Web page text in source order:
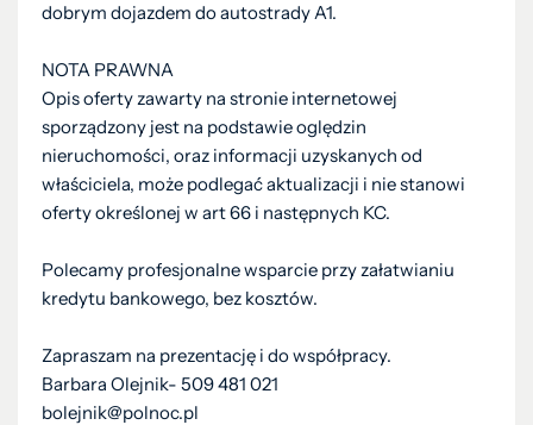
dobrym dojazdem do autostrady A1.
NOTA PRAWNA
Opis oferty zawarty na stronie internetowej
sporządzony jest na podstawie oględzin
nieruchomości, oraz informacji uzyskanych od
właściciela, może podlegać aktualizacji i nie stanowi
oferty określonej w art 66 i następnych KC.
Polecamy profesjonalne wsparcie przy załatwianiu
kredytu bankowego, bez kosztów.
Zapraszam na prezentację i do współpracy.
Barbara Olejnik- 509 481 021
bolejnik@polnoc.pl